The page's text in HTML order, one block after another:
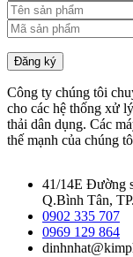
Đăng ký
Công ty chúng tôi
cho các hệ thống xử
thải dân dụng. Các
thế mạnh của chúng
41/14E Đường
Q.Bình Tân,
0902 335 707
0969 129 864